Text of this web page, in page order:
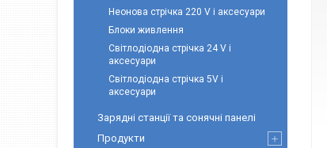
Неонова стрічка 220 V і аксесуари
Блоки живлення
Світлодіодна стрічка 24 V і
аксесуари
Світлодіодна стрічка 5V і
аксесуари
Зарядні станції та сонячні панелі
Продукти